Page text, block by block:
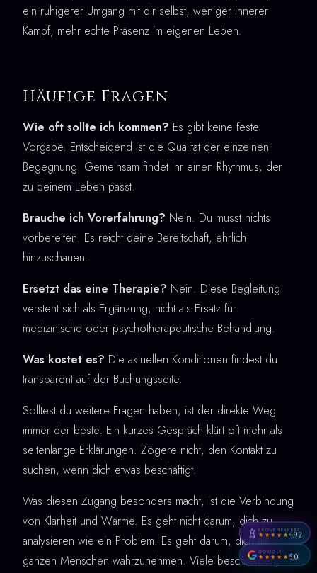
ein ruhigerer Umgang mit dir selbst, weniger innerer
Kampf, mehr echte Präsenz im eigenen Leben.
Häufige Fragen
Wie oft sollte ich kommen? Es gibt keine feste
Vorgabe. Entscheidend ist die Qualität der einzelnen
Begegnung. Gemeinsam findet ihr einen Rhythmus, der
zu deinem Leben passt.
Brauche ich Vorerfahrung? Nein. Du musst nichts
vorbereiten. Es reicht deine Bereitschaft, ehrlich
hinzuschauen.
Ersetzt das eine Therapie? Nein. Diese Begleitung
versteht sich als Ergänzung, nicht als Ersatz für
medizinische oder psychotherapeutische Behandlung.
Was kostet es? Die aktuellen Konditionen findest du
transparent auf der Buchungsseite.
Solltest du weitere Fragen haben, ist der direkte Weg
immer der beste. Ein kurzes Gespräch klärt oft mehr als
seitenlange Erklärungen. Zögere nicht, den Kontakt zu
suchen, wenn dich etwas beschäftigt.
Was diesen Zugang besonders macht, ist die Verbindung
von Klarheit und Wärme. Es geht nicht darum, dich zu
analysieren wie ein Problem. Es geht darum, dich als
ganzen Menschen wahrzunehmen. Viele beschreiben,
PROVENEXPERT
★★★★★4,92
GOOGLE
★★★★★5,0